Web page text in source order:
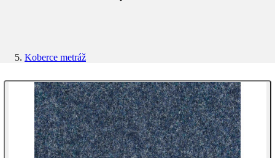
Koberce metráž